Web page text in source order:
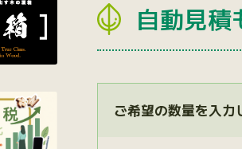
自動見積
ご希望の数量を入力